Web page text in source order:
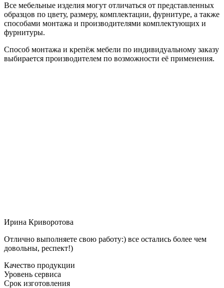
Все мебельные изделия могут отличаться от представленных
образцов по цвету, размеру, комплектации, фурнитуре, а также
способами монтажа и производителями комплектующих и
фурнитуры.
Способ монтажа и крепёж мебели по индивидуальному заказу
выбирается производителем по возможности её применения.
Ирина Криворотова
Отлично выполняете свою работу:) все остались более чем
довольны, респект!)
Качество продукции
Уровень сервиса
Срок изготовления